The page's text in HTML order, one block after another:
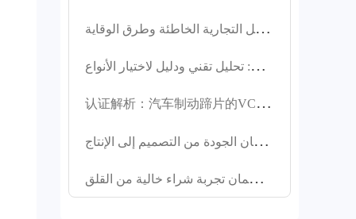
الأقراص في مقاطعة
وتخضع لعمليات
الخراطة والطحن،
متنوعة. مصنوعة من
مثل الحديد الرمادي
وGG20، وهي حاصلة
ت
حليل حالات تركيب خيوط الفرامل التجارية الخاطئة وطرق الوقاية
ك
يفية اختيار قرص فرامل عالي الأداء ومقاوم للارتكاك المناسب لـ 99٪ من السيارات: تحليل تقني ودليل لاختيار الأنواع
认
证解析：汽车制动蹄片的VCA COP审核与EMARK技术要求
ل
ماذا يجب أن تمر قطع الفرامل عالية الجودة بشهادات دولية؟ شرح عملي لضمان الجودة من التصميم إلى الإنتاج
ت
واصل معنا للحصول على حلول مخصصة احترافية لأقراص الفرامل وضمان تجربة شراء خالية من القلق